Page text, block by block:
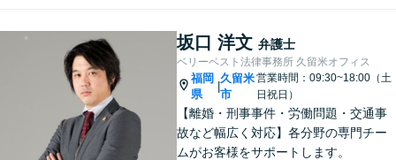
退き・明け渡しなどの賃貸トラ
渉にも対応」【顧問契約可】
坂口 洋文 弁護士
ベリーベスト法律事務所 久留米オフィス
福岡
県
|
久留米
市
営業時間：09:30~18:00（土
日祝日）
【離婚・刑事事件・労働問題・交通事
故など幅広く対応】各分野の専門チー
ムがお客様をサポートします。